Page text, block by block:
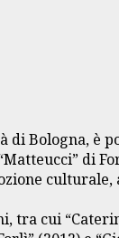
di Bologna,
di
cui